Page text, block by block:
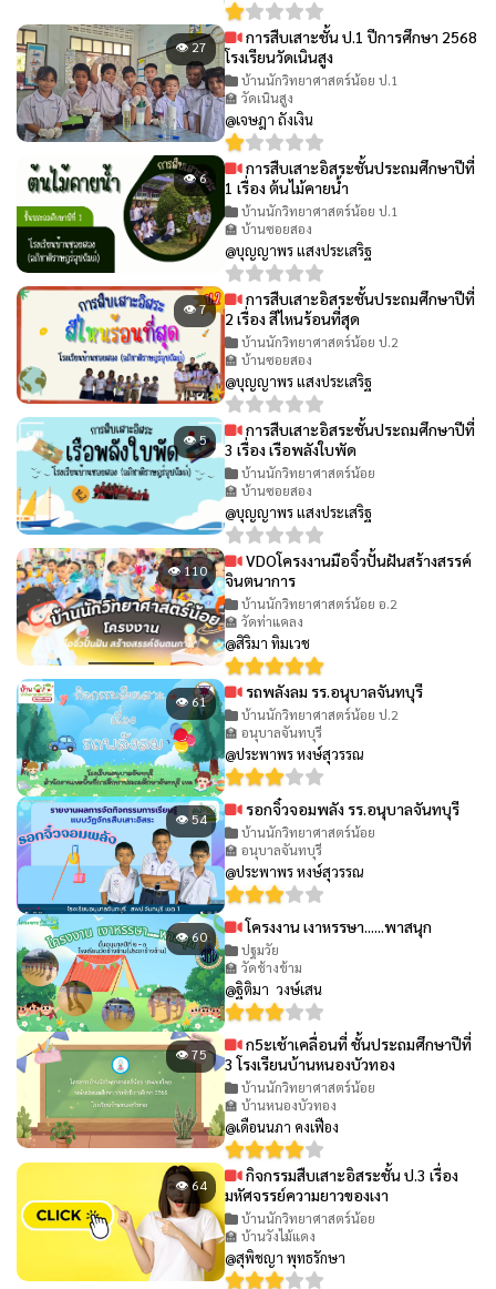
👁 27
การสืบเสาะชั้น ป.1 ปีการศึกษา 2568
โรงเรียนวัดเนินสูง
บ้านนักวิทยาศาสตร์น้อย ป.1
🏫 วัดเนินสูง
@เจษฎา ถังเงิน
👁 6
การสืบเสาะอิสระชั้นประถมศึกษาปีที่
1 เรื่อง ต้นไม้คายน้ำ
บ้านนักวิทยาศาสตร์น้อย ป.1
🏫 บ้านซอยสอง
@บุญญาพร แสงประเสริฐ
👁 7
การสืบเสาะอิสระชั้นประถมศึกษาปีที่
2 เรื่อง สีไหนร้อนที่สุด
บ้านนักวิทยาศาสตร์น้อย ป.2
🏫 บ้านซอยสอง
@บุญญาพร แสงประเสริฐ
👁 5
การสืบเสาะอิสระชั้นประถมศึกษาปีที่
3 เรื่อง เรือพลังใบพัด
บ้านนักวิทยาศาสตร์น้อย
🏫 บ้านซอยสอง
@บุญญาพร แสงประเสริฐ
👁 110
VDOโครงงานมือจิ๋วปั้นฝันสร้างสรรค์
จินตนาการ
บ้านนักวิทยาศาสตร์น้อย อ.2
🏫 วัดท่าแคลง
@สิริมา ทิมเวช
👁 61 รถพลังลม รร.อนุบาลจันทบุรี
บ้านนักวิทยาศาสตร์น้อย ป.2
🏫 อนุบาลจันทบุรี
@ประพาพร หงษ์สุวรรณ
👁 54 รอกจิ๋วจอมพลัง รร.อนุบาลจันทบุรี
บ้านนักวิทยาศาสตร์น้อย
🏫 อนุบาลจันทบุรี
@ประพาพร หงษ์สุวรรณ
👁 60 โครงงาน เงาหรรษา......พาสนุก
ปฐมวัย
🏫 วัดช้างข้าม
@ฐิติมา วงษ์เสน
👁 75
ก5ะเช้าเคลื่อนที่ ชั้นประถมศึกษาปีที่
3 โรงเรียนบ้านหนองบัวทอง
บ้านนักวิทยาศาสตร์น้อย
🏫 บ้านหนองบัวทอง
@เดือนนภา คงเฟือง
👁 64
กิจกรรมสืบเสาะอิสระชั้น ป.3 เรื่อง
มหัศจรรย์ความยาวของเงา
บ้านนักวิทยาศาสตร์น้อย
🏫 บ้านวังไม้แดง
@สุพิชญา พุทธรักษา